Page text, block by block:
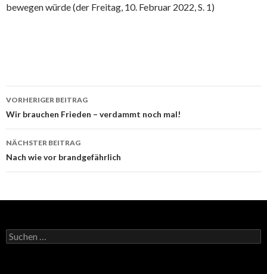
bewegen würde (der Freitag, 10. Februar 2022, S. 1)
Beitrags-
Navigation
VORHERIGER BEITRAG
Wir brauchen Frieden – verdammt noch mal!
NÄCHSTER BEITRAG
Nach wie vor brandgefährlich
Suchen
nach: